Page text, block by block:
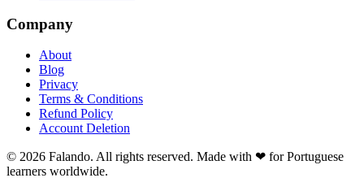
Company
About
Blog
Privacy
Terms & Conditions
Refund Policy
Account Deletion
© 2026 Falando. All rights reserved. Made with ❤ for Portuguese
learners worldwide.